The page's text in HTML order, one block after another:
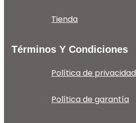
Tienda
Términos Y Condiciones
Política de privacidad
Política de garantía